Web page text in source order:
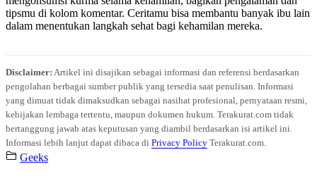
tipsmu di kolom komentar. Ceritamu bisa membantu banyak ibu lain
dalam menentukan langkah sehat bagi kehamilan mereka.
Disclaimer: Artikel ini disajikan sebagai informasi dan referensi berdasarkan
pengolahan berbagai sumber publik yang tersedia saat penulisan. Informasi
yang dimuat tidak dimaksudkan sebagai nasihat profesional, pernyataan resmi,
kebijakan lembaga tertentu, maupun dokumen hukum. Terakurat.com tidak
bertanggung jawab atas keputusan yang diambil berdasarkan isi artikel ini.
Informasi lebih lanjut dapat dibaca di Privacy Policy Terakurat.com.
Geeks